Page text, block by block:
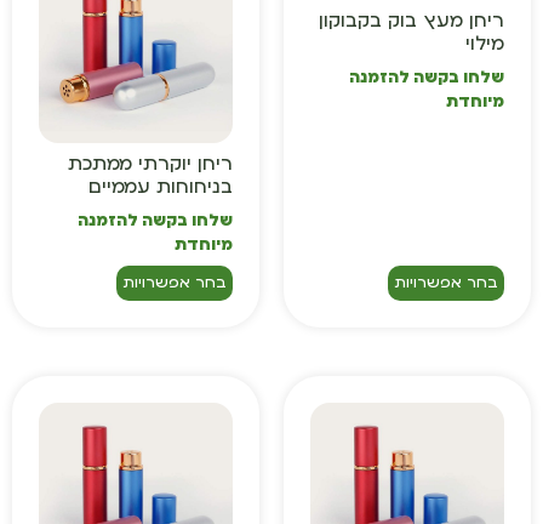
ריחן מעץ בוק בקבוקון
מילוי
שלחו בקשה להזמנה
מיוחדת
בחר אפשרויות
ריחן יוקרתי ממתכת
בניחוחות עממיים
שלחו בקשה להזמנה
מיוחדת
בחר אפשרויות